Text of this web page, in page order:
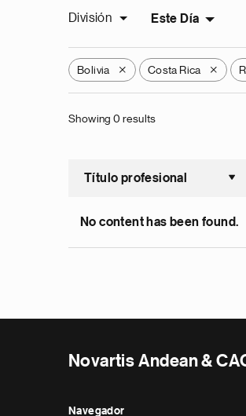
División Este Día
Bolivia X Costa Rica X
Showing 0 results
Título profesional
No content has been found.
Novartis Andean &
Navegador